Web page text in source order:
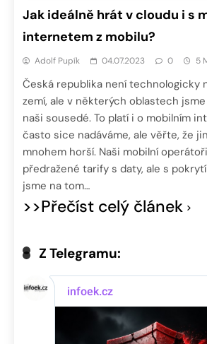
Jak ideálně hrát v cloudu i s
internetem z mobilu?
Adolf Pupík 04.07.2023 0 5
Česká republika není technologicky
zemí, ale v některých oblastech
naši sousedé. To platí i o mobilním
často sice nadáváme, ale věřte, že
mnohem horší. Naši mobilní
předražené tarify s daty, ale s
jsme na tom…
>>Přečíst celý článek
Z Telegramu: